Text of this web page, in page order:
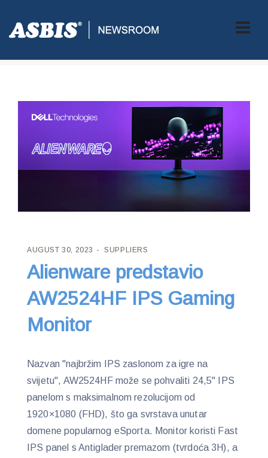
ASBIS CROATIA SUPPLIERS> ALIENWARE PREDSTAVIO
AW2524HF IPS GAMING MONITOR
AUGUST 30, 2023 SUPPLIERS
Alienware predstavio
AW2524HF IPS Gaming
Monitor
Nazvan "najbržim IPS zaslonom za igre na
svijetu", AW2524HF može se pohvaliti 24,5" IPS
panelom s maksimalnom rezolucijom od
1920×1080 (FHD), što ga svrstava unutar
domene popularnog eSporta. Monitor koristi Fast
IPS panel s Antiglader premazom (tvrdoća 3H), a